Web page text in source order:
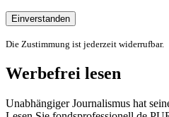
Einverstanden
Die Zustimmung ist jederzeit widerrufbar.
Werbefrei lesen
Unabhängiger Journalismus hat